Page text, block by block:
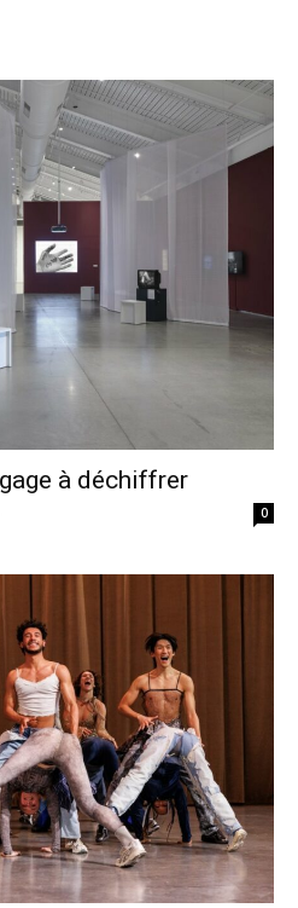
à déchiffrer
0